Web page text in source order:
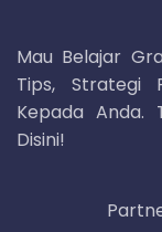
Mau Belajar
Tips, Strategi
Kepada Anda.
Disini!